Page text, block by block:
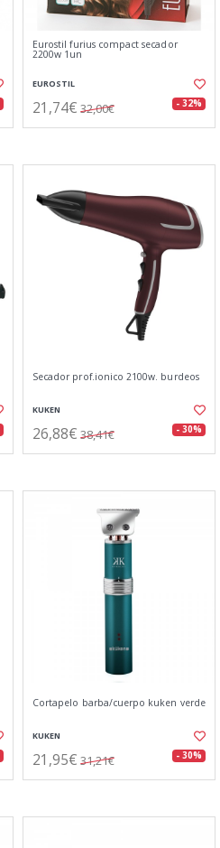
Eurostil furius compact secador
2200w 1un
EUROSTIL
21,74€ 32,00€ - 32%
Secador prof.ionico 2100w. burdeos
KUKEN
26,88€ 38,41€ - 30%
Cortapelo barba/cuerpo kuken verde
KUKEN
21,95€ 31,21€ - 30%